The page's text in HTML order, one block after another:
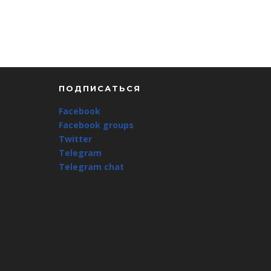
ПОДПИСАТЬСЯ
Facebook
Facebook groups
Twitter
Telegram
Telegram chat